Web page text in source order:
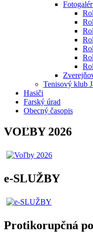
Tenisový klub
Hasiči
Farský úrad
Obecný časopis
VOĽBY 2026
e-SLUŽBY
Protikorupčná